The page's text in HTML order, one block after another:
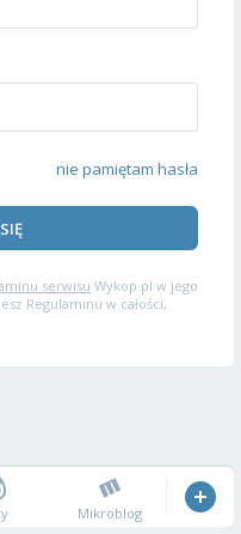
nie pamiętam hasła
serwisu Wykop.pl w jego
Regulaminu w całości,
Mikroblog